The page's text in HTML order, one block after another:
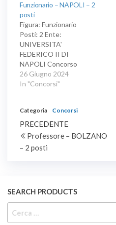
Informatico con
contratto di lavoro a
tempo indeterminato e
pieno presso l’Università
degli Studi di Siena per
le esigenze dell’Area
Organizzazione e
Sistemi Informativi
(AOSI) di…
Funzionario – NAPOLI – 2
posti
Figura: Funzionario
Posti: 2 Ente:
UNIVERSITA'
FEDERICO II DI
NAPOLI Concorso
pubblico, per esami, per
la copertura di due posti
pieno, per le esigenze
contabili, di cui un posto
riservato alle Forze
26 Giugno 2024
In "Concorsi"
Categoria Concorsi
Navigazione
articoli
Articolo
precedente
PRECEDENTE
Professore – BOLZANO
– 2 posti
SEARCH PRODUCTS